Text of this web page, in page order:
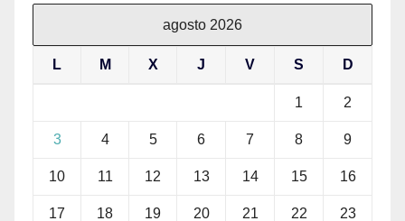
agosto 2026
L M X J V S D
1 2
3 4 5 6 7 8 9
10 11 12 13 14 15 16
17 18 19 20 21 22 23